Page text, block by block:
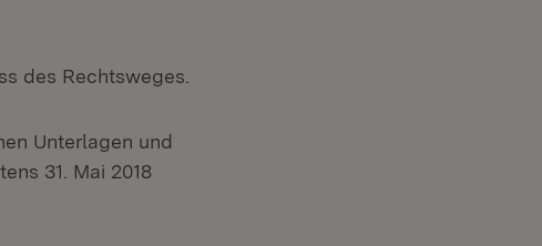
des Rechtsweges.
Unterlagen und
31. Mai 2018